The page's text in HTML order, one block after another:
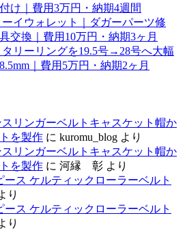
け｜費用3万円・納期4週間
イウォレット｜ダガーパーツ修
交換｜費用10万円・納期3ヶ月
リーリングを19.5号→28号へ大幅
｜費用5万円・納期2ヶ月
リンガーベルトキャスケット帽か
を製作 に kuromu_blog より
リンガーベルトキャスケット帽か
を製作 に 河縁 彰 より
ス ケルティックローラーベルト
り
ス ケルティックローラーベルト
り